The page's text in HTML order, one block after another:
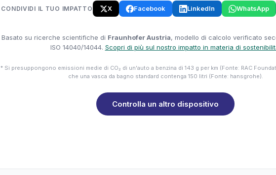
CONDIVIDI IL TUO IMPATTO X Facebook LinkedIn WhatsApp
Basato su ricerche scientifiche di Fraunhofer Austria, modello di calcolo verificato
ISO 14040/14044. Scopri di più sul nostro impatto in materia di
* Si presuppongono emissioni medie di CO₂ di un'auto a benzina di 143 g per km (Fonte: RAC
che una vasca da bagno standard contenga 150 litri (Fonte: hansgrohe).
Controlla un altro dispositivo